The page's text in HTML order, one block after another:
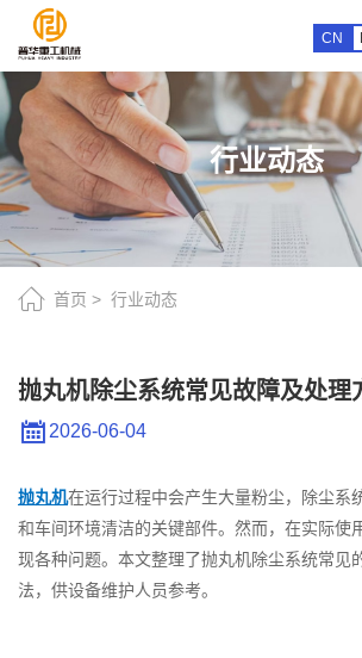
CN
抛
丸
机
除
尘
系
统
常
故
障
处
理
方
行业动态
首页 行业动态
抛丸机除尘系统常见故障及处理
2026-06-04
抛丸机在运行过程中会产生大量粉尘，除尘系
和车间环境清洁的关键部件。然而，在实际使
现各种问题。本文整理了抛丸机除尘系统常见
法，供设备维护人员参考。